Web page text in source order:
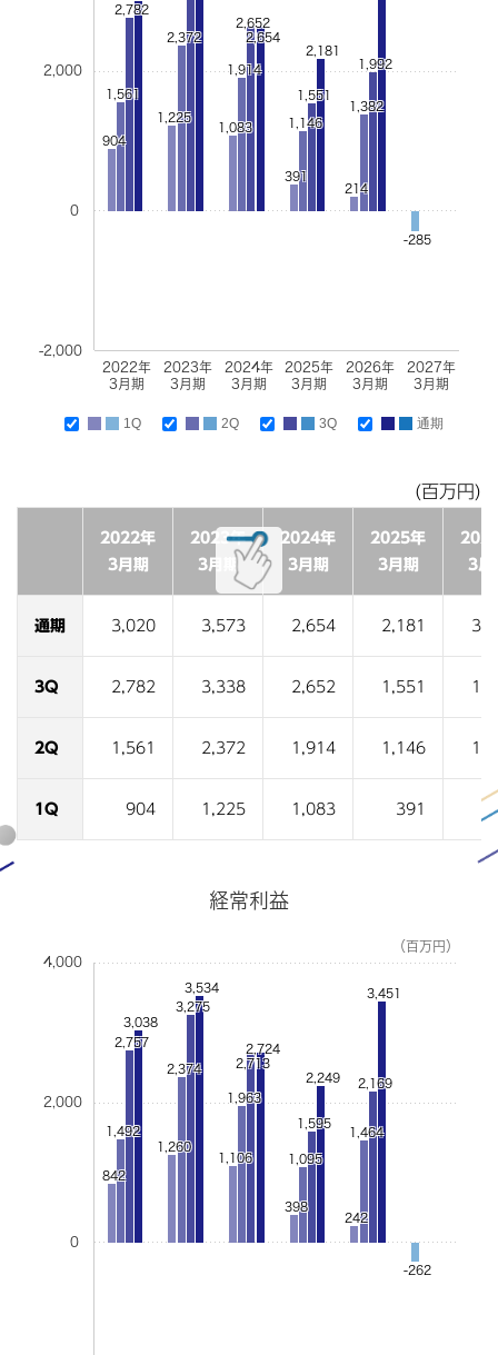
2022年
3月期
2023年
3月期
2024年
3月期
2025年
3月期
2026年
3月期
2027年
3月期
-2,000
0
2,000
904
1,225
1,083
391
214
-285
1,561
2,372
1,914
1,146
1,382
2,782
2,652
1,551
1,992
2,654
2,181
1Q 2Q 3Q 通期
(百万円)
2022年
3月期
2023年
3月期
2024年
3月期
2025年
3月期
3月
通期 3,020 3,573 2,654 2,181
3Q 2,782 3,338 2,652 1,551
2Q 1,561 2,372 1,914 1,146
1Q 904 1,225 1,083 391
経常利益
0
2,000
4,000
（百万円）
842
1,260
1,106
398
242
-262
1,492
2,374
1,963
1,095
1,464
2,757
3,275
2,713
1,595
2,169
3,038
3,534
2,724
2,249
3,451